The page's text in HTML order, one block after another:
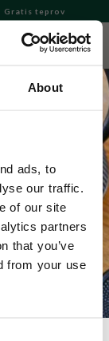
About
ads, to
our traffic.
of our site
partners
that you’ve
from your use
Gratis teprov
te och kaffe.